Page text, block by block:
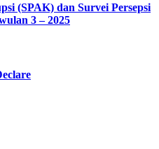
(SPAK) dan Survei Persepsi
3 – 2025